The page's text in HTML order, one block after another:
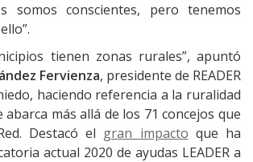
somos conscientes, pero tenemos
tienen zonas rurales”, apuntó
Fervienza, presidente de READER
haciendo referencia a la ruralidad
más allá de los 71 concejos que
Destacó el gran impacto que ha
actual 2020 de ayudas LEADER a